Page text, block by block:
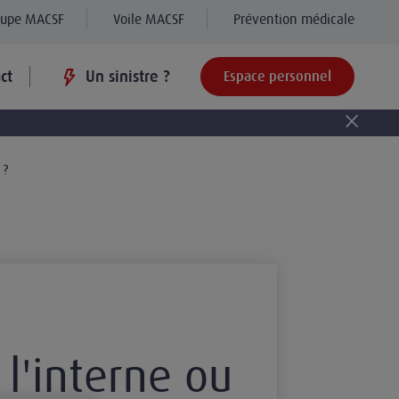
MACSF Voile MACSF Prévention médicale
Un sinistre ? Espace personnel
ou